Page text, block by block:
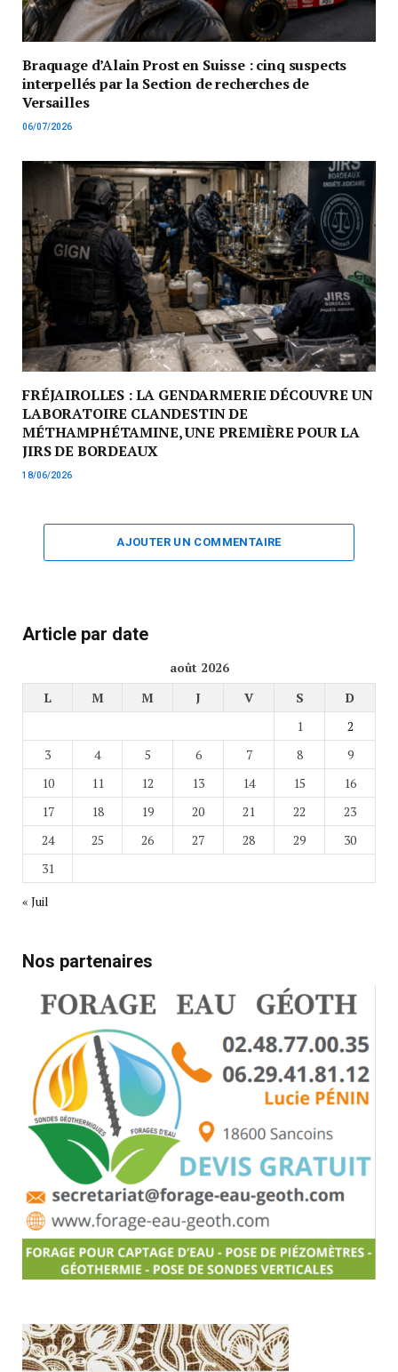
Braquage d’Alain Prost en Suisse : cinq suspects
interpellés par la Section de recherches de
Versailles
06/07/2026
FRÉJAIROLLES : LA GENDARMERIE DÉCOUVRE UN
LABORATOIRE CLANDESTIN DE
MÉTHAMPHÉTAMINE, UNE PREMIÈRE POUR LA
JIRS DE BORDEAUX
18/06/2026
AJOUTER UN COMMENTAIRE
Article par date
août 2026
L
M M J V S
D
1
2
3
4 5 6 7 8
9
10
11 12 13 14 15
16
17
18 19 20 21 22
23
24
25 26 27 28 29
30
31
« Juil
Nos partenaires